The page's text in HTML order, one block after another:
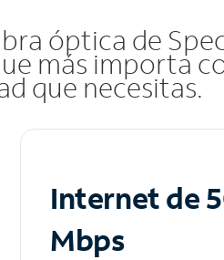
óptica de
más importa
que necesitas.
Internet de
Mbps